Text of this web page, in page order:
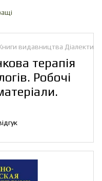
видавництва Діалектика
терапія
Робочі